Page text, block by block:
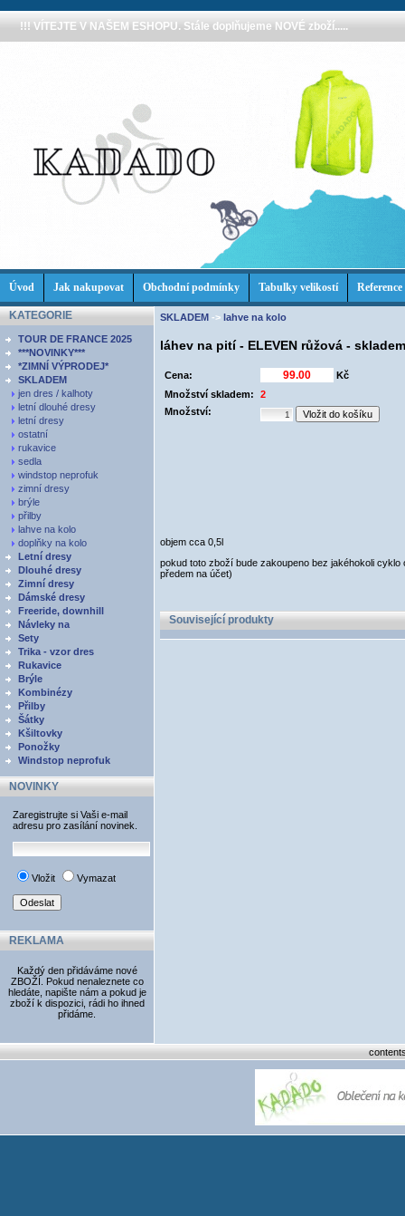
!!! VÍTEJTE V NAŠEM ESHOPU. Stále doplňujeme NOVÉ zboží.....
Úvod Jak nakupovat Obchodní podmínky Tabulky velikostí Reference
KATEGORIE
TOUR DE FRANCE 2025
***NOVINKY***
*ZIMNÍ VÝPRODEJ*
SKLADEM
jen dres / kalhoty
letní dlouhé dresy
letní dresy
ostatní
rukavice
sedla
windstop neprofuk
zimní dresy
brýle
přilby
lahve na kolo
doplňky na kolo
Letní dresy
Dlouhé dresy
Zimní dresy
Dámské dresy
Freeride, downhill
Návleky na
Sety
Trika - vzor dres
Rukavice
Brýle
Kombinézy
Přilby
Šátky
Kšiltovky
Ponožky
Windstop neprofuk
NOVINKY
Zaregistrujte si Vaši e-mail
adresu pro zasílání novinek.
Vložit Vymazat
REKLAMA
Každý den přidáváme nové
ZBOŽÍ. Pokud nenaleznete co
hledáte, napište nám a pokud je
zboží k dispozici, rádi ho ihned
přidáme.
SKLADEM -> lahve na kolo
láhev na pití - ELEVEN růžová -
Cena:
Kč
Množství skladem:
2
Množství:
objem cca 0,5l
pokud toto zboží bude zakoupeno bez jakéhokoli
předem na účet)
Související produkty